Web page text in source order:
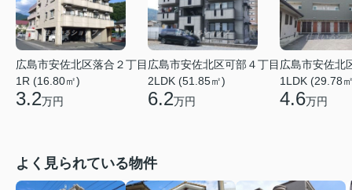
広島市安佐北区落合２丁目
1R (16.80㎡)
3.2万円
広島市安佐北区可部４丁目
2LDK (51.85㎡)
6.2万円
広島市安佐北
1LDK (29.78
4.6万円
よく見られている物件